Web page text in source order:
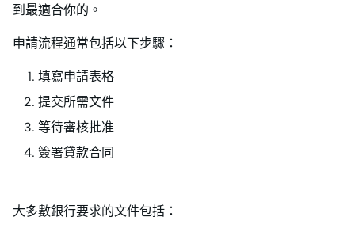
到最適合你的。
申請流程通常包括以下步驟：
填寫申請表格
提交所需文件
等待審核批准
簽署貸款合同
大多數銀行要求的文件包括：